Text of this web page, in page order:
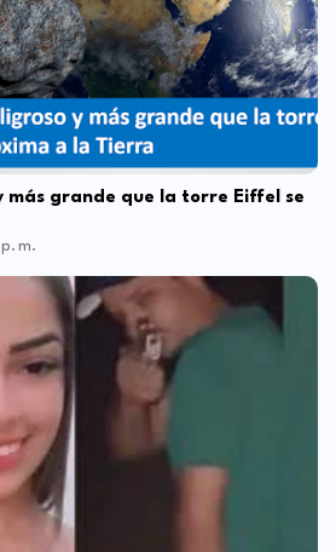
más grande que la torre Eiffel se
m.